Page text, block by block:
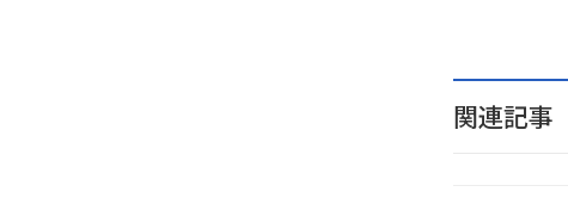
関連記事